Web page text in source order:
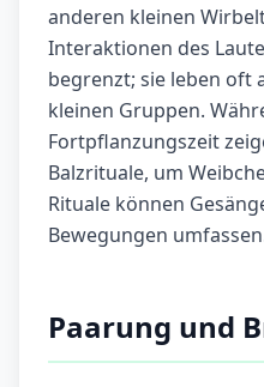
anderen kleinen
Interaktionen des
begrenzt; sie leben oft
kleinen Gruppen.
Fortpflanzungszeit
Balzrituale, um
Rituale können
Bewegungen
Paarung und